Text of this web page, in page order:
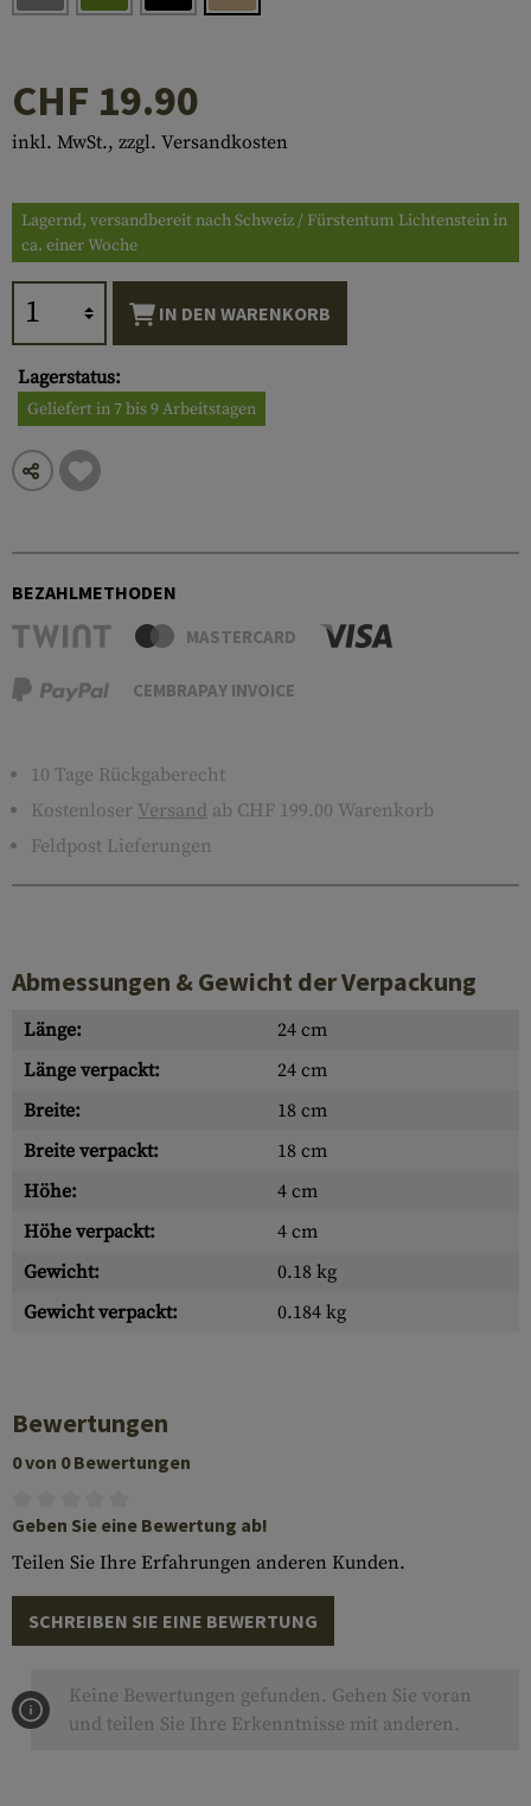
CHF 19.90
inkl. MwSt., zzgl. Versandkosten
Lagernd, versandbereit nach Schweiz / Fürstentum Lichtenstein in
ca. einer Woche
IN DEN WARENKORB
Lagerstatus:
Geliefert in 7 bis 9 Arbeitstagen
BEZAHLMETHODEN
MASTERCARD
CEMBRAPAY INVOICE
10 Tage Rückgaberecht
Kostenloser Versand ab CHF 199.00 Warenkorb
Feldpost Lieferungen
Abmessungen & Gewicht der Verpackung
Länge:
24 cm
Länge verpackt:
24 cm
Breite:
18 cm
Breite verpackt:
18 cm
Höhe:
4 cm
Höhe verpackt:
4 cm
Gewicht:
0.18 kg
Gewicht verpackt:
0.184 kg
Bewertungen
0 von 0 Bewertungen
Geben Sie eine Bewertung ab!
Teilen Sie Ihre Erfahrungen anderen Kunden.
SCHREIBEN SIE EINE BEWERTUNG
Keine Bewertungen gefunden. Gehen Sie voran
und teilen Sie Ihre Erkenntnisse mit anderen.